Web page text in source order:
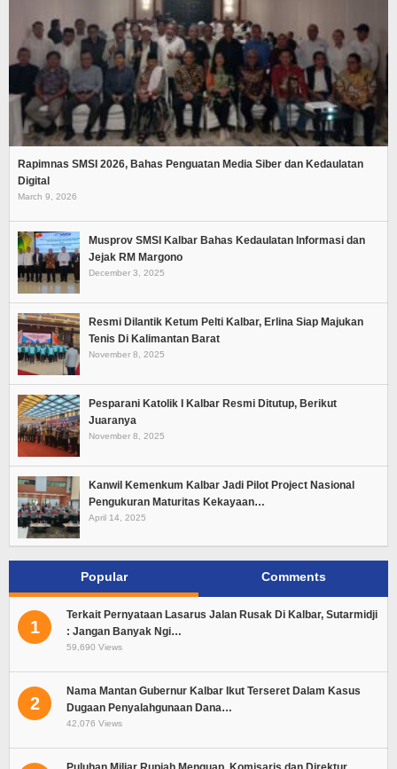
Rapimnas SMSI 2026, Bahas Penguatan Media Siber dan Kedaulatan
Digital
March 9, 2026
Musprov SMSI Kalbar Bahas Kedaulatan Informasi dan
Jejak RM Margono
December 3, 2025
Resmi Dilantik Ketum Pelti Kalbar, Erlina Siap Majukan
Tenis Di Kalimantan Barat
November 8, 2025
Pesparani Katolik I Kalbar Resmi Ditutup, Berikut
Juaranya
November 8, 2025
Kanwil Kemenkum Kalbar Jadi Pilot Project Nasional
Pengukuran Maturitas Kekayaan…
April 14, 2025
Popular Comments
1
Terkait Pernyataan Lasarus Jalan Rusak Di Kalbar, Sutarmidji
: Jangan Banyak Ngi…
59,690 Views
2
Nama Mantan Gubernur Kalbar Ikut Terseret Dalam Kasus
Dugaan Penyalahgunaan Dana…
42,076 Views